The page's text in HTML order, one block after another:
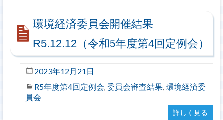
環境経済委員会開催結果
R5.12.12（令和5年度第4回定例会）
2023年12月21日
R5年度第4回定例会, 委員会審査結果, 環境経済委
員会
詳しく見る